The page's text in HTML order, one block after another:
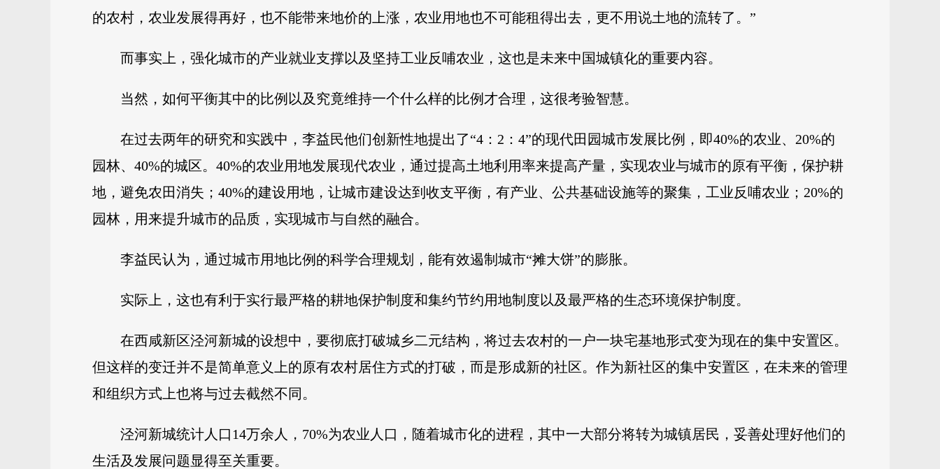
的农村，农业发展得再好，也不能带来地价的上涨，农业用地也不可能租得出去，更不用说土地的流转了。”
而事实上，强化城市的产业就业支撑以及坚持工业反哺农业，这也是未来中国城镇化的重要内容。
当然，如何平衡其中的比例以及究竟维持一个什么样的比例才合理，这很考验智慧。
在过去两年的研究和实践中，李益民他们创新性地提出了“4：2：4”的现代田园城市发展比例，即40%的农业、20%的
园林、40%的城区。40%的农业用地发展现代农业，通过提高土地利用率来提高产量，实现农业与城市的原有平衡，保护耕
地，避免农田消失；40%的建设用地，让城市建设达到收支平衡，有产业、公共基础设施等的聚集，工业反哺农业；20%的
园林，用来提升城市的品质，实现城市与自然的融合。
李益民认为，通过城市用地比例的科学合理规划，能有效遏制城市“摊大饼”的膨胀。
实际上，这也有利于实行最严格的耕地保护制度和集约节约用地制度以及最严格的生态环境保护制度。
在西咸新区泾河新城的设想中，要彻底打破城乡二元结构，将过去农村的一户一块宅基地形式变为现在的集中安置区。
但这样的变迁并不是简单意义上的原有农村居住方式的打破，而是形成新的社区。作为新社区的集中安置区，在未来的管理
和组织方式上也将与过去截然不同。
泾河新城统计人口14万余人，70%为农业人口，随着城市化的进程，其中一大部分将转为城镇居民，妥善处理好他们的
生活及发展问题显得至关重要。